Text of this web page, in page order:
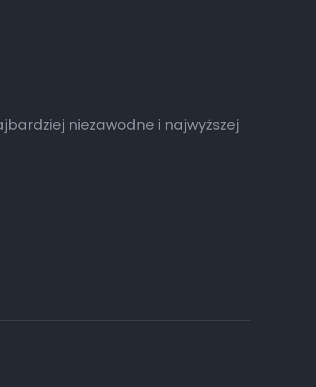
niezawodne i najwyższej